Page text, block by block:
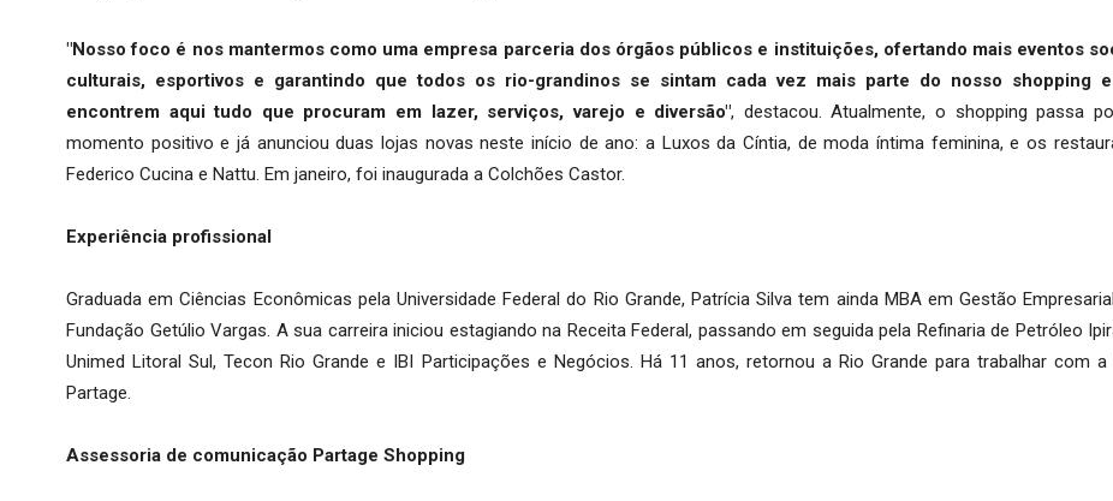
"Nosso foco é nos mantermos como uma empresa parceria dos órgãos públicos e instituições, ofertando mais eventos
culturais, esportivos e garantindo que todos os rio-grandinos se sintam cada vez mais parte do nosso shopping
encontrem aqui tudo que procuram em lazer, serviços, varejo e diversão", destacou. Atualmente, o shopping passa
momento positivo e já anunciou duas lojas novas neste início de ano: a Luxos da Cíntia, de moda íntima feminina, e os
Federico Cucina e Nattu. Em janeiro, foi inaugurada a Colchões Castor.
Experiência profissional
Graduada em Ciências Econômicas pela Universidade Federal do Rio Grande, Patrícia Silva tem ainda MBA em Gestão
Fundação Getúlio Vargas. A sua carreira iniciou estagiando na Receita Federal, passando em seguida pela Refinaria de Petróleo
Unimed Litoral Sul, Tecon Rio Grande e IBI Participações e Negócios. Há 11 anos, retornou a Rio Grande para trabalhar com a
Partage.
Assessoria de comunicação Partage Shopping